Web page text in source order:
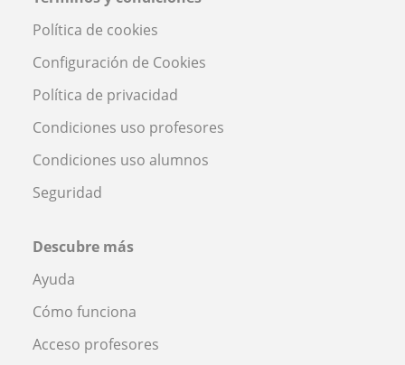
Política de cookies
Configuración de Cookies
Política de privacidad
Condiciones uso profesores
Condiciones uso alumnos
Seguridad
Descubre más
Ayuda
Cómo funciona
Acceso profesores